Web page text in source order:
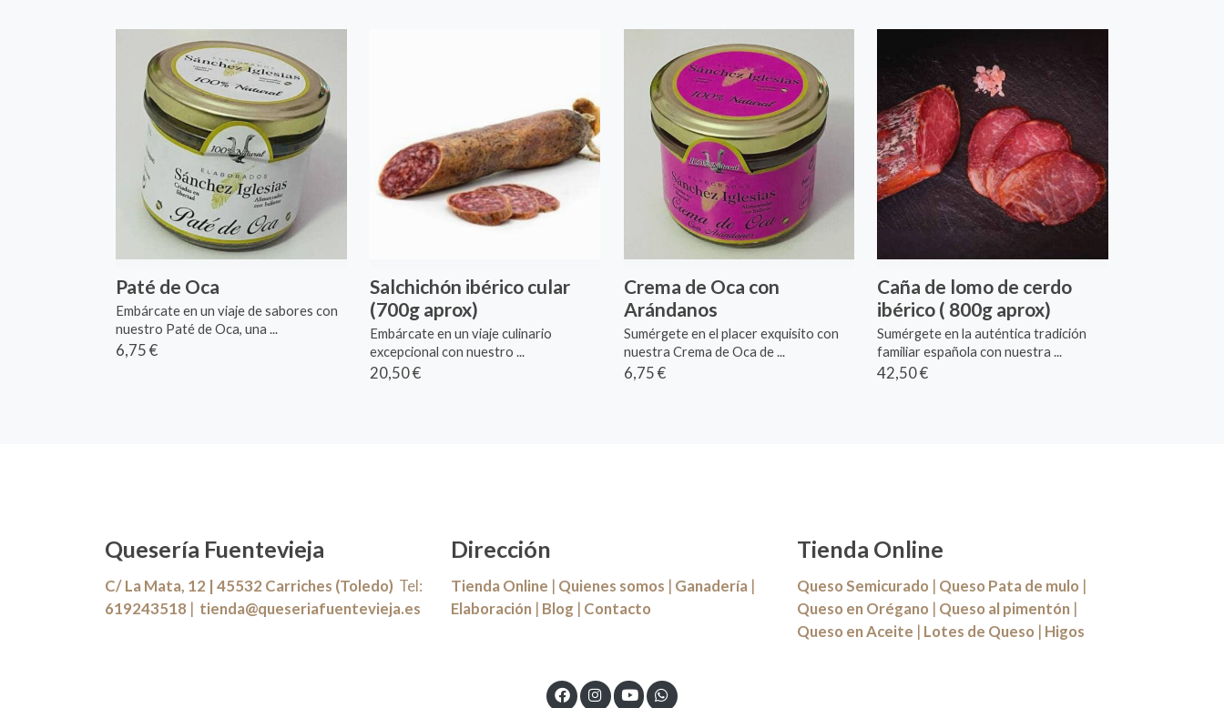
Paté de Oca
Embárcate en un viaje de sabores con
nuestro Paté de Oca, una ...
6,75 €
Salchichón ibérico cular
(700g aprox)
Embárcate en un viaje culinario
excepcional con nuestro ...
20,50 €
Crema de Oca con
Arándanos
Sumérgete en el placer exquisito con
nuestra Crema de Oca de ...
6,75 €
Caña de lomo de cerdo
ibérico ( 800g aprox)
Sumérgete en la auténtica tradición
familiar española con nuestra ...
42,50 €
Quesería Fuentevieja
C/ La Mata, 12 | 45532 Carriches (Toledo) Tel:
619243518 | tienda@queseriafuentevieja.es
Dirección
Tienda Online | Quienes somos | Ganadería |
Elaboración | Blog | Contacto
Tienda Online
Queso Semicurado | Queso Pata de mulo |
Queso en Orégano | Queso al pimentón |
Queso en Aceite | Lotes de Queso | Higos